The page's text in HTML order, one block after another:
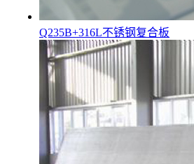
Q235B+316L不锈钢复合板